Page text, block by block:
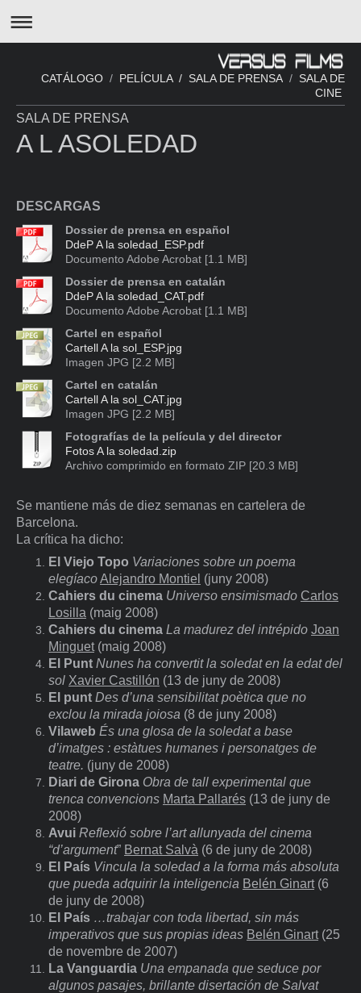
CATÁLOGO / PELÍCULA / SALA DE PRENSA / SALA DE
CINE
SALA DE PRENSA
A L ASOLEDAD
DESCARGAS
Dossier de prensa en español
DdeP A la soledad_ESP.pdf
Documento Adobe Acrobat [1.1 MB]
Dossier de prensa en catalán
DdeP A la soledad_CAT.pdf
Documento Adobe Acrobat [1.1 MB]
Cartel en español
Cartell A la sol_ESP.jpg
Imagen JPG [2.2 MB]
Cartel en catalán
Cartell A la sol_CAT.jpg
Imagen JPG [2.2 MB]
Fotografías de la película y del director
Fotos A la soledad.zip
Archivo comprimido en formato ZIP [20.3 MB]
Se mantiene más de diez semanas en cartelera de
Barcelona.
La crítica ha dicho:
El Viejo Topo Variaciones sobre un poema
elegíacoAlejandro Montiel (juny 2008)
Cahiers du cinema Universo ensimismado Carlos
Losilla (maig 2008)
Cahiers du cinema La madurez del intrépido Joan
Minguet(maig 2008)
El Punt Nunes ha convertit la soledat en la edat del
sol Xavier Castillón (13 de juny de 2008)
El punt Des d’una sensibilitat poètica que no
exclou la mirada joiosa (8 de juny 2008)
Vilaweb És una glosa de la soledat a base
d’imatges : estàtues humanes i personatges de
teatre. (juny de 2008)
Diari de Girona Obra de tall experimental que
trenca convencions Marta Pallarés (13 de juny de
2008)
Avui Reflexió sobre l’art allunyada del cinema
“d’argument” Bernat Salvà (6 de juny de 2008)
El País Vincula la soledad a la forma más absoluta
que pueda adquirir la inteligencia Belén Ginart(6
de juny de 2008)
El País …trabajar con toda libertad, sin más
imperativos que sus propias ideas Belén Ginart(25
de novembre de 2007)
La Vanguardia Una empanada que seduce por
algunos pasajes, brillante disertación de Salvat